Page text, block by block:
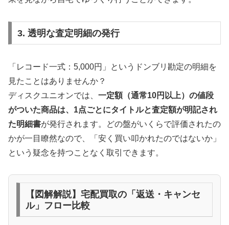
3. 透明な査定明細の発行
「レコード一式：5,000円」というドンブリ勘定の明細を
見たことはありませんか？
ディスクユニオンでは、 一定額（通常10円以上）の値段
がついた商品は、1点ごとにタイトルと査定額が明記され
た明細書が発行されます。どの盤がいくらで評価されたの
かが一目瞭然なので、「安く買い叩かれたのではないか」
という疑念を持つことなく取引できます。
【図解解説】宅配買取の「返送・キャンセ
ル」フロー比較